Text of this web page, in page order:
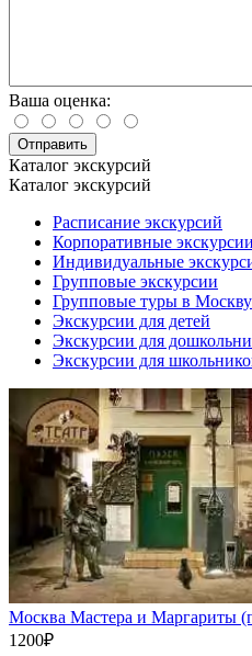
Ваша оценка:
Каталог экскурсий
Каталог экскурсий
Расписание экскурсий
Корпоративные экскурсии
Индивидуальные
Групповые экскурсии
Групповые туры в Москву
Экскурсии для детей
Экскурсии для
Экскурсии для
Москва Мастера и Маргариты
1200₽